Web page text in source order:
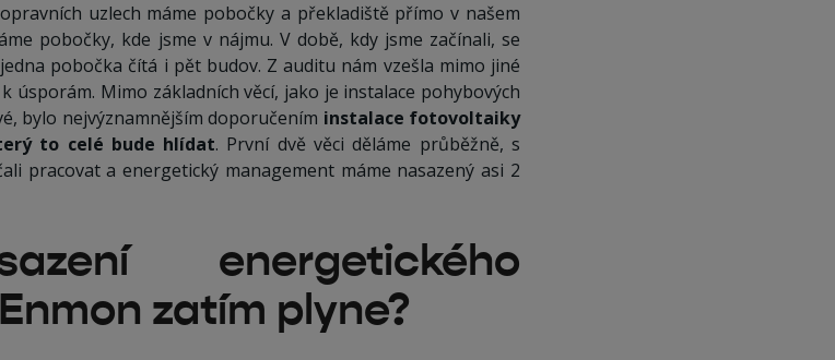
uzlech máme pobočky a překladiště přímo v našem
pobočky, kde jsme v nájmu. V době, kdy jsme začínali, se
pobočka čítá i pět budov. Z auditu nám vzešla mimo jiné
úsporám. Mimo základních věcí, jako je instalace pohybových
bylo nejvýznamnějším doporučením instalace fotovoltaiky
to celé bude hlídat. První dvě věci děláme průběžně, s
pracovat a energetický management máme nasazený asi 2
energetického
zatím plyne?